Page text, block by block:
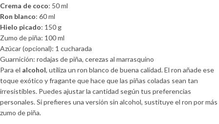
Crema de coco: 50 ml
Ron blanco: 60 ml
Hielo picado: 150 g
Zumo de piña: 100 ml
Azúcar (opcional): 1 cucharada
Guarnición: rodajas de piña, cerezas al marrasquino
Para el alcohol, utiliza un ron blanco de buena calidad. El ron añade ese
toque exótico y fragante que hace que las piñas coladas sean tan
irresistibles. Puedes ajustar la cantidad según tus preferencias
personales. Si prefieres una versión sin alcohol, sustituye el ron por más
zumo de piña.